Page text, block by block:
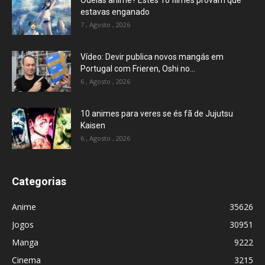
estavas enganado
7 , Agosto , 2026
Vídeo: Devir publica novos mangás em
Portugal com Frieren, Oshi no...
6 , Agosto , 2026
10 animes para veres se és fã de Jujutsu
Kaisen
6 , Agosto , 2026
Categorias
Anime
35626
Jogos
30951
Manga
9222
Cinema
3215